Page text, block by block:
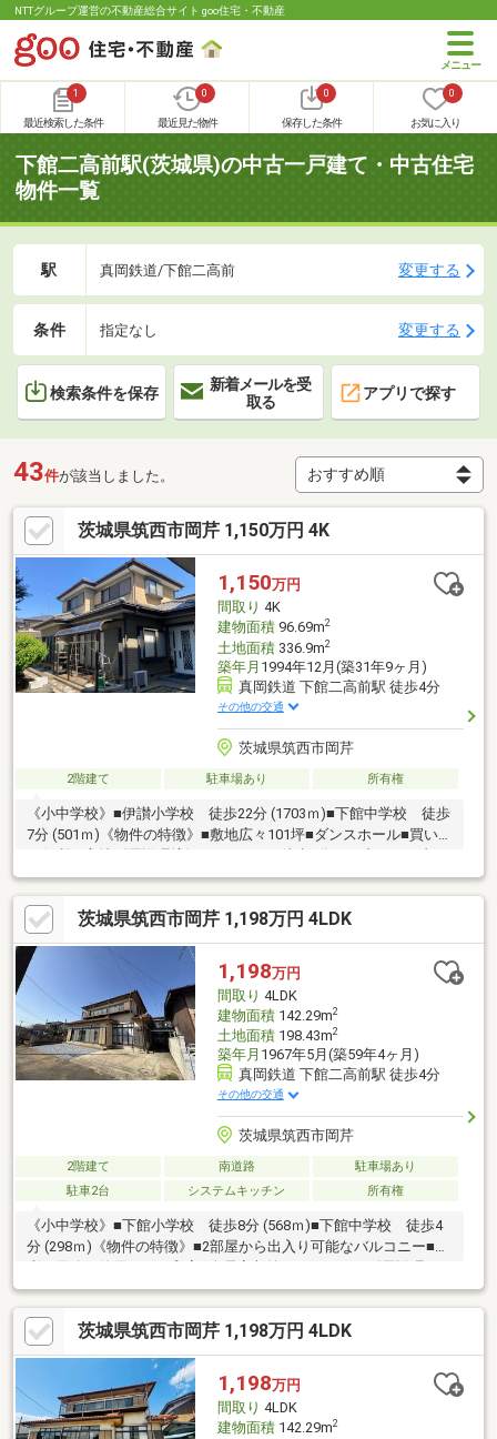
NTTグループ運営の不動産総合サイト goo住宅・不動産
1
最近検索した条件
0
最近見た物件
0
保存した条件
0
お気に入り
下館二高前駅(茨城県)の中古一戸建て・中古住宅
物件一覧
駅 真岡鉄道/下館二高前 変更する
条件 指定なし 変更する
検索条件を保存
新着メールを受
取る
アプリで探す
43件が該当しました。
茨城県筑西市岡芹 1,150万円 4K
1,150万円
間取り 4K
建物面積96.69m2
土地面積336.9m2
築年月 1994年12月(築31年9ヶ月)
真岡鉄道 下館二高前駅 徒歩4分
その他の交通
茨城県筑西市岡芹
2階建て 駐車場あり 所有権
《小中学校》■伊讃小学校 徒歩22分 (1703ｍ)■下館中学校 徒歩
7分 (501ｍ)《物件の特徴》■敷地広々101坪■ダンスホール■買い物
まで徒歩12分■ドラッグストアまで徒歩12分《ひだまりハウスの
お家探し》（1）当社提携銀行ご紹介・変動金利0.53％～（最低金
利基準）、団体信用生命保険（全疾病と5つの重大疾病保証付）
（2）自己資金0円、勤続1年未満、産休・育休中、確定申告等の
住宅購入サポート（3）諸費用ローン・おまとめローンのご紹介
茨城県筑西市岡芹 1,198万円 4LDK
1,198万円
間取り 4LDK
建物面積142.29m2
土地面積198.43m2
築年月 1967年5月(築59年4ヶ月)
真岡鉄道 下館二高前駅 徒歩4分
その他の交通
茨城県筑西市岡芹
2階建て 南道路
駐車場あり
駐車2台
システムキッチン 所有権
《小中学校》■下館小学校 徒歩8分 (568ｍ)■下館中学校 徒歩4
分 (298ｍ)《物件の特徴》■2部屋から出入り可能なバルコニー■多
境》■エコスまで徒歩6分■ドラッグセイムスまで徒歩17分■セブン
イレブンまで徒歩2分《ひだまりハウスのお家探し》（1）当社提
携銀行ご紹介・変動金利0.59％～（最低金利基準）、団体信用生
命保険（全疾病と5つの重大疾病保証付）（2）自己資金0円、勤
続1年未満、産休・育休中、確定申告等の住宅購入サポート（3）
諸費用ローン・おまとめローンのご紹介
茨城県筑西市岡芹 1,198万円 4LDK
1,198万円
間取り 4LDK
建物面積142.29m2